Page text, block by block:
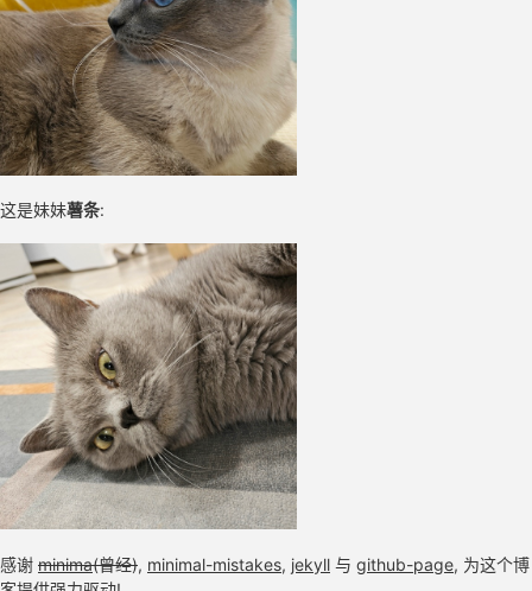
这是妹妹薯条:
感谢 minima(曾经), minimal-mistakes, jekyll 与 github-page, 为这个博